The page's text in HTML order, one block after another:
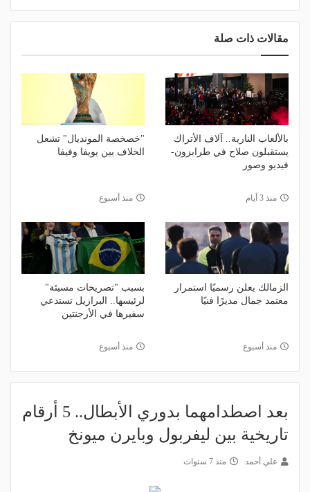
مقالات ذات صلة
بالألعاب النارية.. آلاف الأتراك
يستقبلون صلاح في طرابزون-
فيديو وصور
منذ 3 أيام
"خصخصة المونديال" تشعل
الخلاف بين يويفا وفيفا
منذ أسبوع
الزمالك يعلن رسميًا استمرار
معتمد جمال مديرًا فنيًا
منذ أسبوع
بسبب "تصريحات مسيئة"
لرئيسها.. البرازيل تستدعي
سفيرها في الأرجنتين
منذ أسبوع
بعد اصطدامهما بدوري الأبطال.. 5 أرقام
تاريخية بين ليفربول وبايرن ميونخ
علي أحمد منذ 7 سنوات